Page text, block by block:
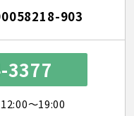
903
3377
～19:00